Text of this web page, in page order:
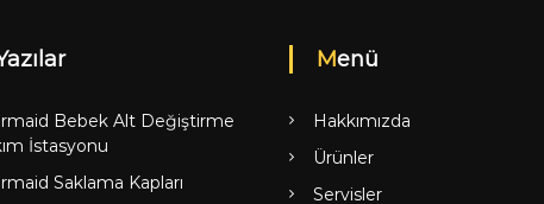
Bebek Alt Değiştirme
İstasyonu
Saklama Kapları
Menü
Hakkımızda
Ürünler
Servisler